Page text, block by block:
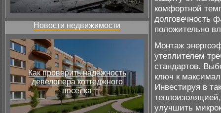
Новости недвижимости
Как проверить надёжность
девелопера коттеджного
посёлка
комфортной
долговечность
положительно
Монтаж
утеплителем
стандартов.
ключ к
Инвестируя в
улучшить